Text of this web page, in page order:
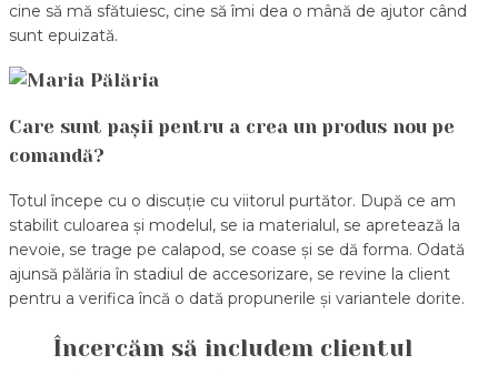
cine să mă sfătuiesc, cine să îmi dea o mână de ajutor când
sunt epuizată.
Care sunt pașii pentru a crea un produs nou pe
comandă?
Totul începe cu o discuție cu viitorul purtător. După ce am
stabilit culoarea și modelul, se ia materialul, se apretează la
nevoie, se trage pe calapod, se coase și se dă forma. Odată
ajunsă pălăria în stadiul de accesorizare, se revine la client
pentru a verifica încă o dată propunerile și variantele dorite.
Încercăm să includem clientul